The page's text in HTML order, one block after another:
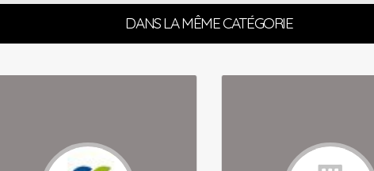
DANS LA MÊME CATÉGORIE